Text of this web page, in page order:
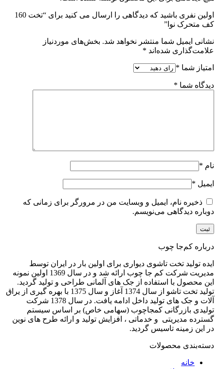
اولین نفری باشید که دیدگاهی را ارسال می کنید برای “تخت 160
کف متحرک نوا”
نشانی ایمیل شما منتشر نخواهد شد. بخش‌های موردنیاز
علامت‌گذاری شده‌اند *
امتیاز شما *
دیدگاه شما *
نام *
ایمیل *
ذخیره نام، ایمیل و وبسایت من در مرورگر برای زمانی که
دوباره دیدگاهی می‌نویسم.
درباره کم‌جا چوب
ایده تولید تخت تاشوی دیواری برای اولین بار در ایران توسط
مدیریت شرکت کم جا چوب ارائه شد و در سال 1369 اولین نمونه
این محصول با استفاده از جک های آلمانی طراحی و تولید گردید.
تولید تخت تاشو از سال 1374 آغاز و سال 1375 با بهره گیری از یراق
آلات و جک های تولید داخل ادامه یافت. در سال 1378 شرکت
تولیدی بازرگانی کمجاچوب (سهامی خاص) بر اساس سیستم
گسترده مدیریتی و خدماتی ، افزایش تولید و ارائه طرح های نوین
در این زمینه تاسیس گردید.
دسته‌بندی محصولات
خانه